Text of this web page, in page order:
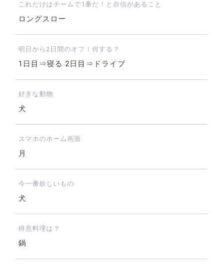
これだけはチームで1番だ！と自信があること
ロングスロー
明日から2日間のオフ！何する？
1日目⇒寝る 2日目⇒ドライブ
好きな動物
犬
スマホのホーム画面
月
今一番欲しいもの
犬
得意料理は？
鍋